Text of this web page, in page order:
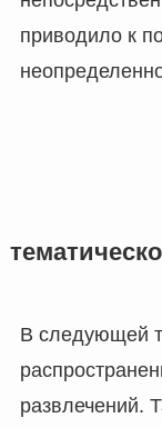
приводило к
В следующей
развлечений.